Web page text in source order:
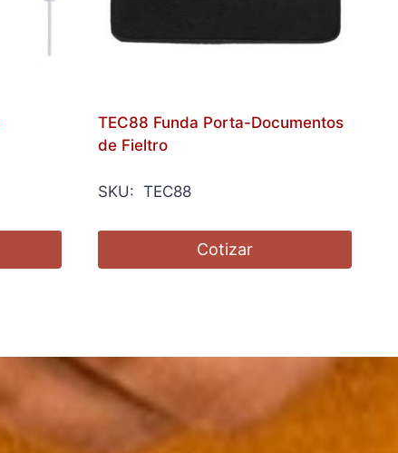
TEC88 Funda Porta-Documentos
de Fieltro
SKU: TEC88
Cotizar